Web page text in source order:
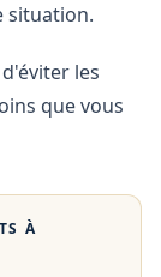
situation.
les
que vous
À